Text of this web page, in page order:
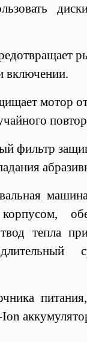
включении.
мотор
фильтр
тепла
длительный